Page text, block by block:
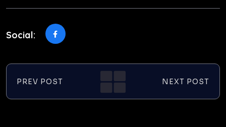
Social:
PREV POST NEXT POST